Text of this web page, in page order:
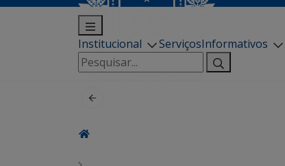
Institucional ServiçosInformativos
Pesquisar
por: